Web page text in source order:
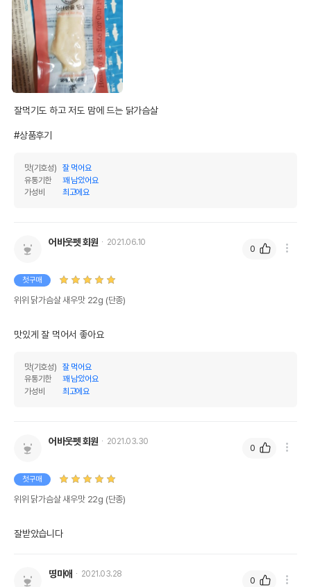
잘먹기도 하고 저도 맘에 드는 닭가슴살
#상품후기
맛(기호성)
잘 먹어요
유통기한
꽤 남았어요
가성비
최고에요
어바웃펫 회원 2021.06.10
첫구매
위위 닭가슴살 새우맛 22g (단종)
맛있게 잘 먹어서 좋아요
맛(기호성)
잘 먹어요
유통기한
꽤 남았어요
가성비
최고에요
0
어바웃펫 회원 2021.03.30
첫구매
위위 닭가슴살 새우맛 22g (단종)
잘받았습니다
0
띵마애 2021.03.28
0